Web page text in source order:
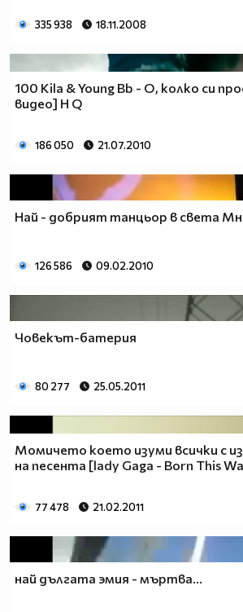
335 938 18.11.2008
100 Kila & Young Bb - О, колко си
видео] H Q
186 050 21.07.2010
Най - добрият танцьор в света
126 586 09.02.2010
Човекът-батерия
80 277 25.05.2011
Момичето което изуми всички с
на песента [lady Gaga - Born This
77 478 21.02.2011
най дългата эмия - мъртва...